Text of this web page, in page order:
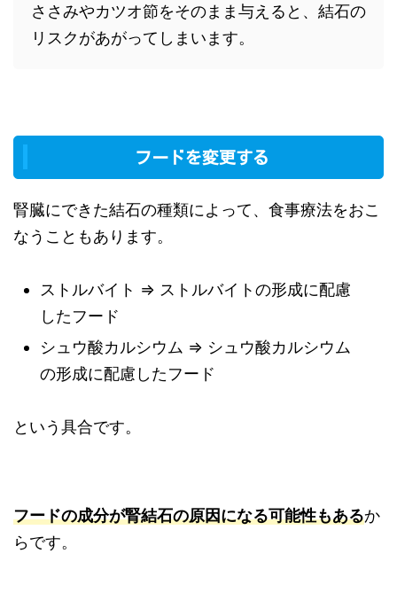
ささみやカツオ節をそのまま与えると、結石の
リスクがあがってしまいます。
フードを変更する
腎臓にできた結石の種類によって、食事療法をおこ
なうこともあります。
ストルバイト ⇒ ストルバイトの形成に配慮
したフード
シュウ酸カルシウム ⇒ シュウ酸カルシウム
の形成に配慮したフード
という具合です。
フードの成分が腎結石の原因になる可能性もあるか
らです。